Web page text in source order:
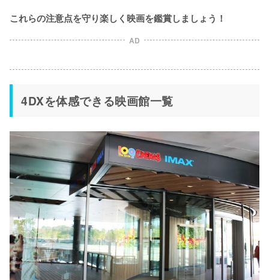
これらの注意点を守り楽しく映画を鑑賞しましょう！
AD
4DXを体感できる映画館一覧